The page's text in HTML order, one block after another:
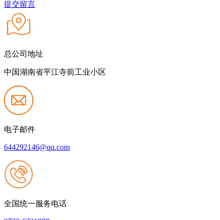
提交留言
总公司地址
中国湖南省平江寺前工业小区
电子邮件
644292146@qq.com
全国统一服务电话